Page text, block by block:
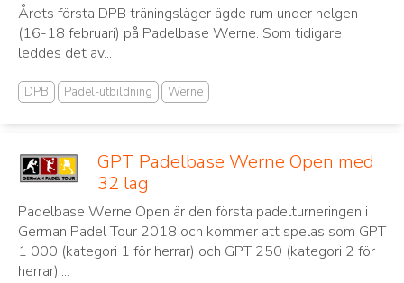
Årets första DPB träningsläger ägde rum under helgen
(16-18 februari) på Padelbase Werne. Som tidigare
leddes det av...
DPB Padel-utbildning Werne
GPT Padelbase Werne Open med
32 lag
Padelbase Werne Open är den första padelturneringen i
German Padel Tour 2018 och kommer att spelas som GPT
1 000 (kategori 1 för herrar) och GPT 250 (kategori 2 för
herrar)....